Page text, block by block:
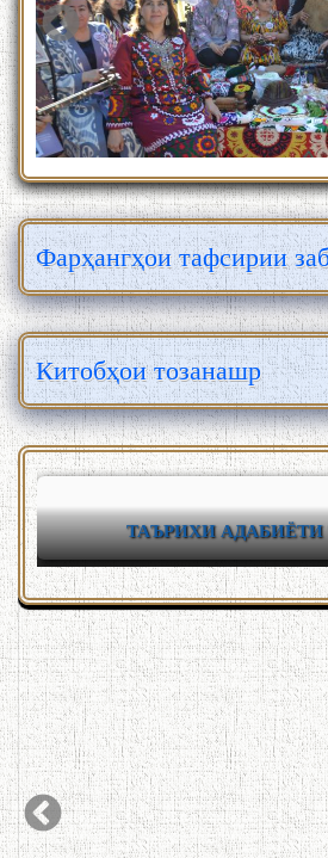
Фарҳангҳои тафсирии
Китобҳои тозанашр
ТАЪРИХИ